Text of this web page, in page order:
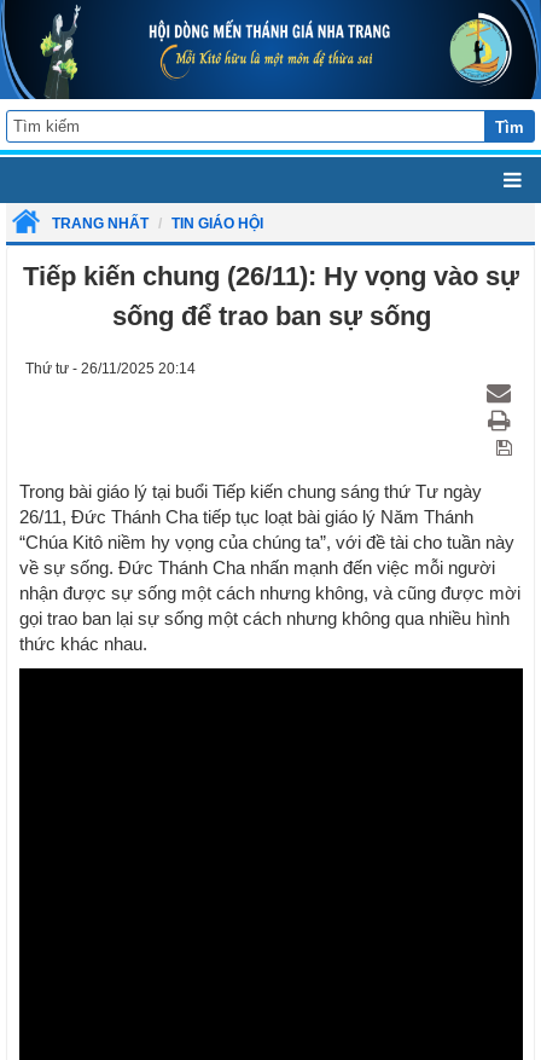
Tìm
TRANG NHẤT TIN GIÁO HỘI
Tiếp kiến chung (26/11): Hy vọng vào sự
sống để trao ban sự sống
Thứ tư - 26/11/2025 20:14
Trong bài giáo lý tại buổi Tiếp kiến chung sáng thứ Tư ngày
26/11, Đức Thánh Cha tiếp tục loạt bài giáo lý Năm Thánh
“Chúa Kitô niềm hy vọng của chúng ta”, với đề tài cho tuần này
về sự sống. Đức Thánh Cha nhấn mạnh đến việc mỗi người
nhận được sự sống một cách nhưng không, và cũng được mời
gọi trao ban lại sự sống một cách nhưng không qua nhiều hình
thức khác nhau.